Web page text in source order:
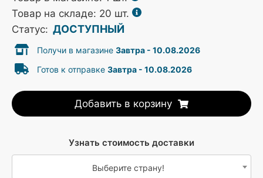
Товар на складе: 20 шт.
Статус: ДОСТУПНЫЙ
Получи в магазине Завтра - 10.08.2026
Готов к отправке Завтра - 10.08.2026
Добавить в корзину
Узнать стоимость доставки
Выберите страну!